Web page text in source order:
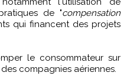
de "compensation
qui financent des projets
le consommateur sur
compagnies aériennes.